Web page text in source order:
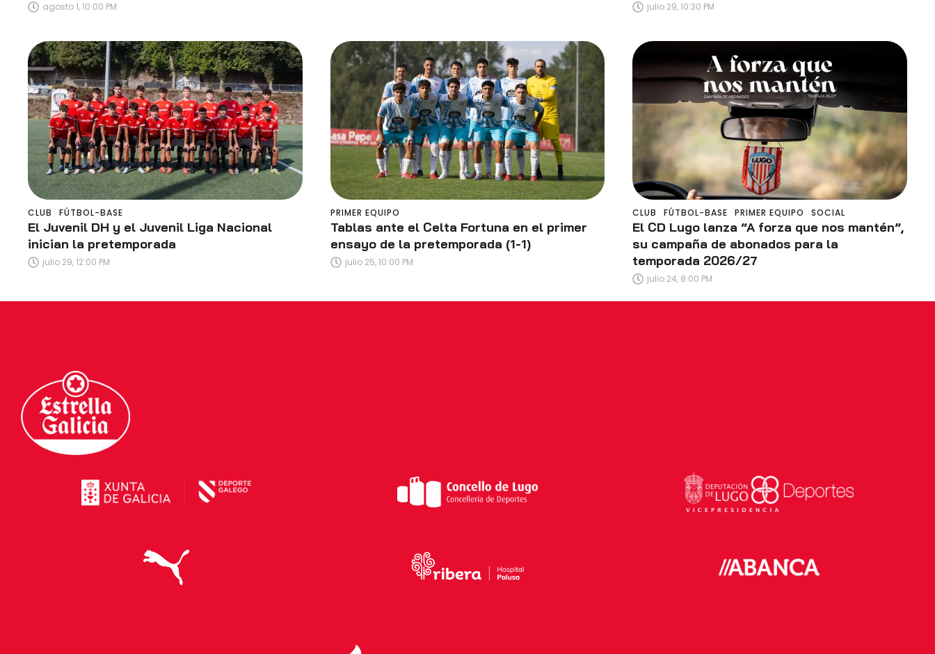
agosto 1, 10:00 PM julio 29, 10:30 PM
CLUB FÚTBOL-BASE
El Juvenil DH y el Juvenil Liga Nacional
inician la pretemporada
julio 29, 12:00 PM
PRIMER EQUIPO
Tablas ante el Celta Fortuna en el primer
ensayo de la pretemporada (1-1)
julio 25, 10:00 PM
CLUB FÚTBOL-BASE PRIMER EQUIPO SOCIAL
El CD Lugo lanza “A forza que nos mantén”,
su campaña de abonados para la
temporada 2026/27
julio 24, 8:00 PM